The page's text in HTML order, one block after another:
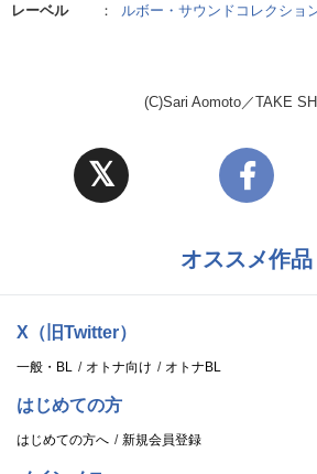
レーベル ： ルボー・サウンドコレクショ
(C)Sari Aomoto／TAKE
オススメ作品
X（旧Twitter）
一般・BL オトナ向け オトナBL
はじめての方
はじめての方へ 新規会員登録